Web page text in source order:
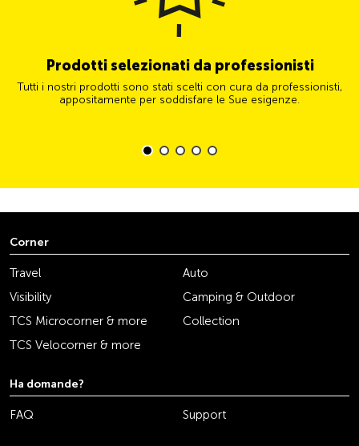
Prodotti selezionati da professionisti
Tutti i nostri prodotti sono stati scelti con cura da professionisti,
appositamente per soddisfare le Sue esigenze.
Corner
Travel
Auto
Visibility
Camping & Outdoor
TCS Microcorner & more
Collection
TCS Velocorner & more
Ha domande?
FAQ Support